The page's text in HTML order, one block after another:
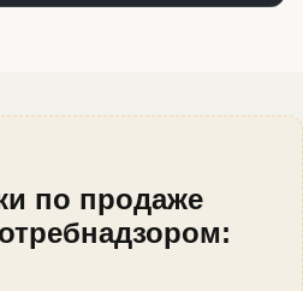
по продаже